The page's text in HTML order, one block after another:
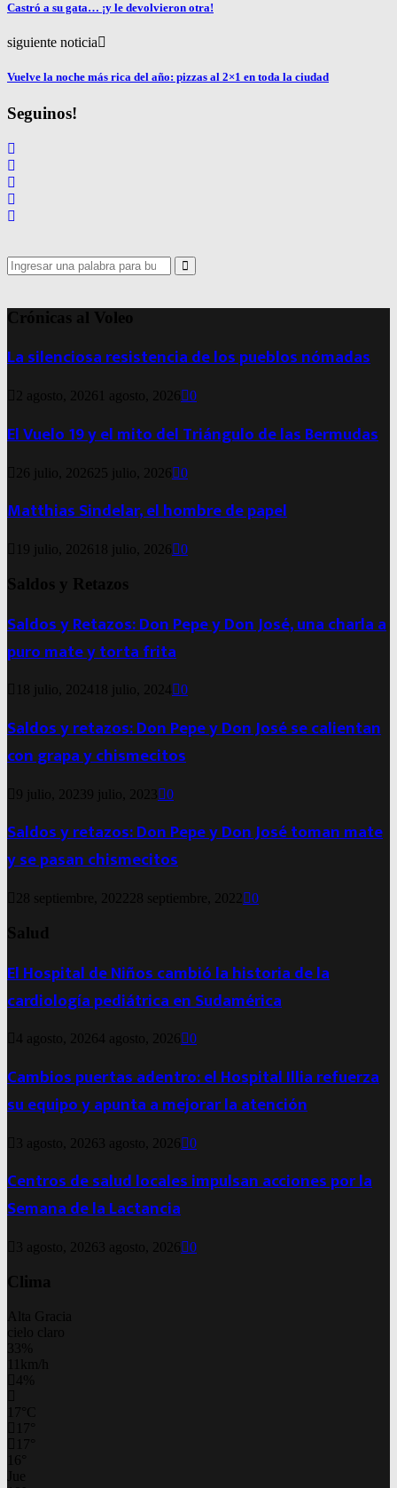
Castró a su gata… ¡y le devolvieron otra!
siguiente noticia
Vuelve la noche más rica del año: pizzas al 2×1 en toda la ciudad
Seguinos!
Search
for:
Search
Crónicas al Voleo
La silenciosa resistencia de los pueblos nómadas
2 agosto, 2026 1 agosto, 2026 0
El Vuelo 19 y el mito del Triángulo de las Bermudas
26 julio, 2026 25 julio, 2026 0
Matthias Sindelar, el hombre de papel
19 julio, 2026 18 julio, 2026 0
Saldos y Retazos
Saldos y Retazos: Don Pepe y Don José, una charla a
puro mate y torta frita
18 julio, 2024 18 julio, 2024 0
Saldos y retazos: Don Pepe y Don José se calientan
con grapa y chismecitos
9 julio, 20239 julio, 2023 0
Saldos y retazos: Don Pepe y Don José toman mate
y se pasan chismecitos
28 septiembre, 2022 28 septiembre, 2022 0
Salud
El Hospital de Niños cambió la historia de la
cardiología pediátrica en Sudamérica
4 agosto, 20264 agosto, 2026 0
Cambios puertas adentro: el Hospital Illia refuerza
su equipo y apunta a mejorar la atención
3 agosto, 2026 3 agosto, 2026 0
Centros de salud locales impulsan acciones por la
Semana de la Lactancia
3 agosto, 2026 3 agosto, 2026 0
Clima
Alta Gracia
cielo claro
33%
11km/h
4%
17 C
17
17
16
Jue